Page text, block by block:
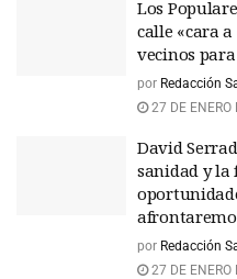
Los
calle «cara
vecinos
por Redacción
27 DE ENERO
David
sanidad y la
por Redacción
27 DE ENERO